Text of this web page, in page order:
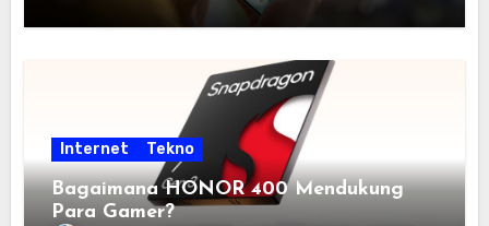
Internet Tekno
Bagaimana HONOR 400 Mendukung
Para Gamer?